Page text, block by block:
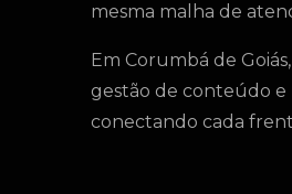
mesma malha de
Em Corumbá de
gestão de conteúdo e
conectando cada